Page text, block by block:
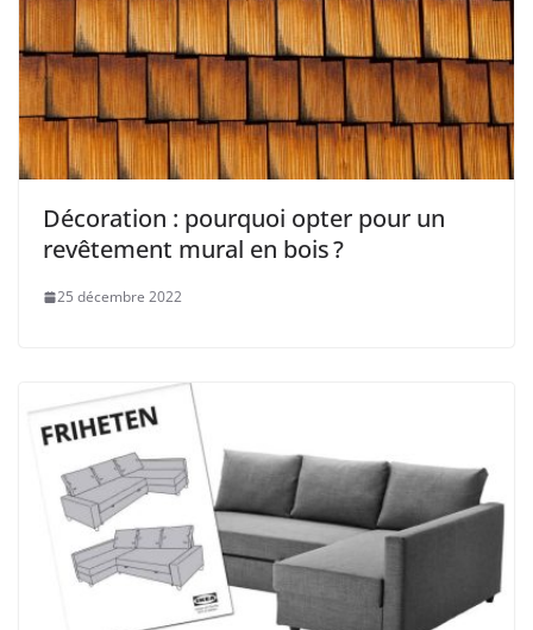
Décoration : pourquoi opter pour un
revêtement mural en bois ?
25 décembre 2022